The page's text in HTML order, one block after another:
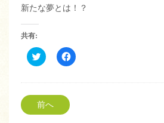
新たな夢とは！？
共有:
ク
リ
し
て
Twitter
で
共
Facebook
で
す
前へ